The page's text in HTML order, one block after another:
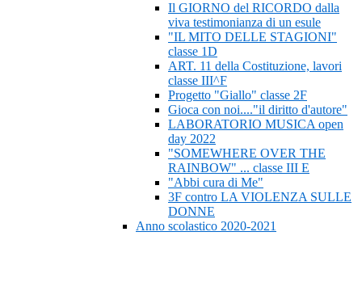
Il GIORNO del RICORDO dalla
viva testimonianza di un esule
"IL MITO DELLE STAGIONI"
classe 1D
ART. 11 della Costituzione, lavori
classe III^F
Progetto "Giallo" classe 2F
Gioca con noi...."il diritto d'autore"
LABORATORIO MUSICA open
day 2022
"SOMEWHERE OVER THE
RAINBOW" ... classe III E
"Abbi cura di Me"
3F contro LA VIOLENZA SULLE
DONNE
Anno scolastico 2020-2021